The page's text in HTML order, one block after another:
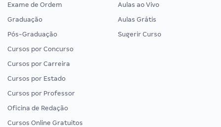
Exame de Ordem
Graduação
Pós-Graduação
Cursos por Concurso
Cursos por Carreira
Cursos por Estado
Cursos por Professor
Oficina de Redação
Cursos Online Gratuitos
Aulas ao Vivo
Aulas Grátis
Sugerir Curso